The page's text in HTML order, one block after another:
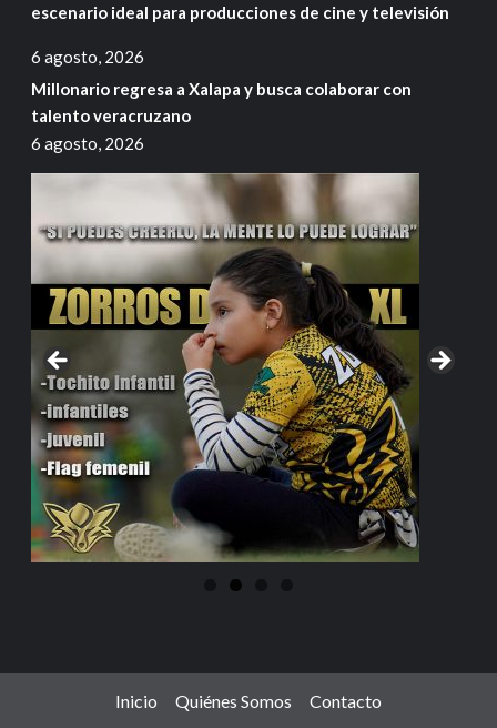
escenario ideal para producciones de cine y televisión
6 agosto, 2026
Millonario regresa a Xalapa y busca colaborar con
talento veracruzano
6 agosto, 2026
Inicio Quiénes Somos Contacto